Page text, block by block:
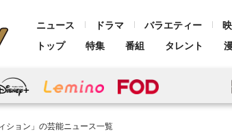
ニュース ドラマ バラエティー
トップ
特集 番組 タレント
ション」の芸能ニュース一覧